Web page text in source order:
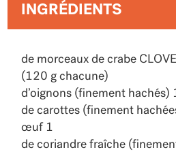
INGRÉDIENTS
de morceaux de crabe
(120 g chacune)
d’oignons (finement hachés)
de carottes (finement
œuf 1
de coriandre fraîche